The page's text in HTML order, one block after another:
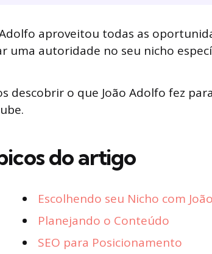
aproveitou todas as
uma autoridade no seu nicho
descobrir o que João Adolfo fez
do artigo
Escolhendo seu Nicho com
Planejando o Conteúdo
SEO para Posicionamento